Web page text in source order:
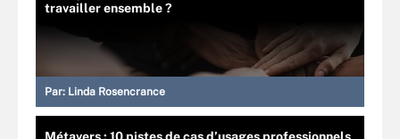
travailler ensemble ?
Par: Linda Rosencrance